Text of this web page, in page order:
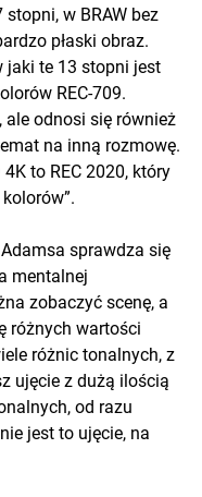
w BRAW bez
płaski obraz.
jaki te 13 stopni jest
REC-709.
ale odnosi się również
na inną rozmowę.
to REC 2020, który
sprawdza się
mentalnej
zobaczyć scenę, a
różnych wartości
różnic tonalnych, z
ujęcie z dużą ilością
od razu
jest to ujęcie, na